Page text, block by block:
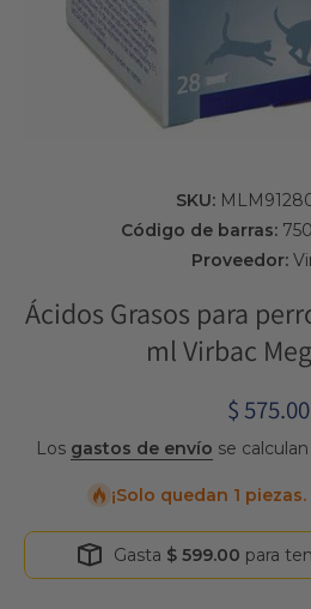
SKU:
Código de barras:
Proveedor:
Ácidos Grasos para
ml Virbac
$ 575.00
Los gastos de envío se
¡Solo quedan 1
Gasta $ 599.00 para